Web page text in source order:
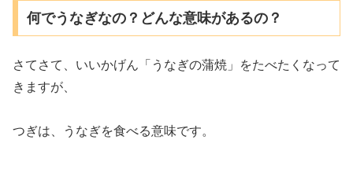
何でうなぎなの？どんな意味があるの？
さてさて、いいかげん「うなぎの蒲焼」をたべたくなって
きますが、
つぎは、うなぎを食べる意味です。